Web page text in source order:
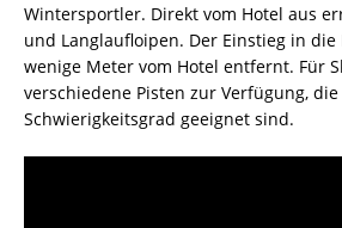
Wintersportler. Direkt vom Hotel aus
und Langlaufloipen. Der Einstieg in
wenige Meter vom Hotel entfernt. Für
verschiedene Pisten zur Verfügung,
Schwierigkeitsgrad geeignet sind.